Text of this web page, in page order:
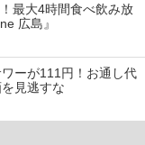
最大4時間食べ飲み放
広島』
ーが111円！お通し代
見逃すな